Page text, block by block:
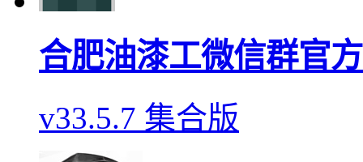
合肥油漆工微信群官
v33.5.7 集合版